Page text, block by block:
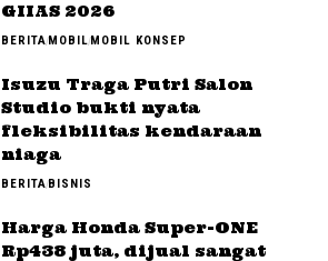
GIIAS 2026
BERITAMOBILMOBIL KONSEP
Isuzu Traga Putri Salon
Studio bukti nyata
fleksibilitas kendaraan
niaga
BERITABISNIS
Harga Honda Super-ONE
Rp438 juta, dijual sangat